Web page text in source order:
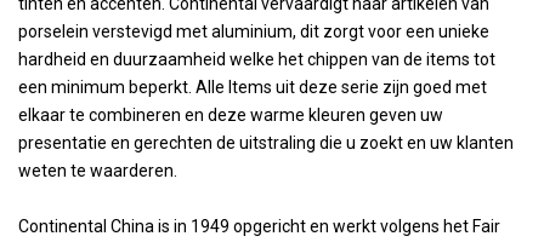
porselein verstevigd met aluminium, dit zorgt voor een unieke
hardheid en duurzaamheid welke het chippen van de items tot
een minimum beperkt. Alle Items uit deze serie zijn goed met
elkaar te combineren en deze warme kleuren geven uw
presentatie en gerechten de uitstraling die u zoekt en uw klanten
weten te waarderen.
Continental China is in 1949 opgericht en werkt volgens het Fair